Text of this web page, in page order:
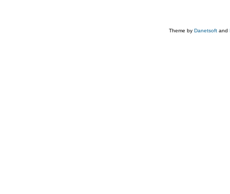
Theme by Danetsoft and